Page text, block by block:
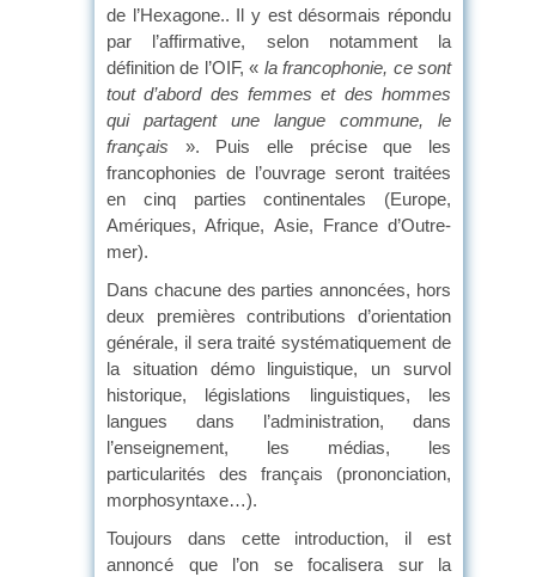
de l’Hexagone.. Il y est désormais répondu
par l’affirmative, selon notamment la
définition de l’OIF, « la francophonie, ce sont
tout d’abord des femmes et des hommes
qui partagent une langue commune, le
français ». Puis elle précise que les
francophonies de l’ouvrage seront traitées
en cinq parties continentales (Europe,
Amériques, Afrique, Asie, France d’Outre-
mer).
Dans chacune des parties annoncées, hors
deux premières contributions d’orientation
générale, il sera traité systématiquement de
la situation démo linguistique, un survol
historique, législations linguistiques, les
langues dans l’administration, dans
l’enseignement, les médias, les
particularités des français (prononciation,
morphosyntaxe…).
Toujours dans cette introduction, il est
annoncé que l’on se focalisera sur la